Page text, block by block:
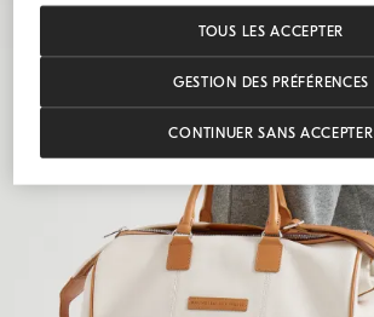
GESTION DES PRÉFÉRENCES
CONTINUER SANS ACCEPTER
TOUS LES ACCEPTER